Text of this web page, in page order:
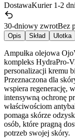
DostawaKurier 1-2
30-dniowy zwrotBez
Opis Skład Ulotka
Ampułka olejowa
kompleks HydraPro-
personalizacji kremu
Przeznaczona dla
wspiera regenerację,
intensywną ochronę
właściwościom
pomaga skórze
osób, które pragną
potrzeb swojej skóry.